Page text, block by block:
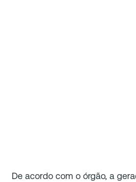
De acordo com o órgão, a